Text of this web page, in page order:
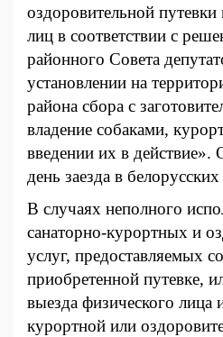
оздоровительной путевки
лиц в соответствии с
районного Совета
установлении на
района сбора с
владение собаками,
введении их в действие».
день заезда в
В случаях неполного
санаторно-курортных и
услуг, предоставляемых
приобретенной путевке,
выезда физического лица
курортной или